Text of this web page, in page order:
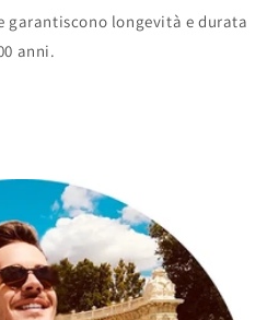
garantiscono longevità e durata
anni.